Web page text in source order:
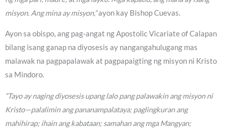
misyon. Ang mina ay misyon,”ayon kay Bishop Cuevas.
Ayon sa obispo, ang pag-angat ng Apostolic Vicariate of Calapan
bilang isang ganap na diyosesis ay nangangahulugang mas
malawak na pagpapalawak at pagpapaigting ng misyon ni Kristo
sa Mindoro.
“Tayo ay naging diyosesis upang lalo pang palawakin ang misyon ni
Kristo—palalimin ang pananampalataya; paglingkuran ang
mahihirap; ihain ang kabataan; samahan ang mga Mangyan;